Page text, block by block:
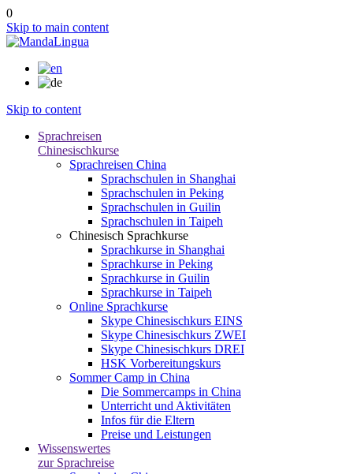
0
Skip to main content
Skip to content
Sprachreisen
Chinesischkurse
Sprachreisen China
Sprachschulen in Shanghai
Sprachschulen in Peking
Sprachschulen in Guilin
Sprachschulen in Taipeh
Chinesisch Sprachkurse
Sprachkurse in Shanghai
Sprachkurse in Peking
Sprachkurse in Guilin
Sprachkurse in Taipeh
Online Sprachkurse
Skype Chinesischkurs EINS
Skype Chinesischkurs ZWEI
Skype Chinesischkurs DREI
HSK Vorbereitungskurs
Sommer Camp in China
Die Sommercamps in China
Unterricht und Aktivitäten
Infos für die Eltern
Preise und Leistungen
Wissenswertes
zur Sprachreise